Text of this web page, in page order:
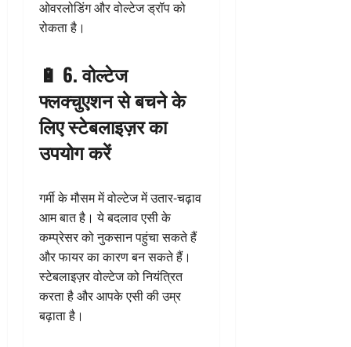
ओवरलोडिंग और वोल्टेज ड्रॉप को
रोकता है।
🔋 6. वोल्टेज
फ्लक्चुएशन से बचने के
लिए स्टेबलाइज़र का
उपयोग करें
गर्मी के मौसम में वोल्टेज में उतार-चढ़ाव
आम बात है। ये बदलाव एसी के
कम्प्रेसर को नुकसान पहुंचा सकते हैं
और फायर का कारण बन सकते हैं।
स्टेबलाइज़र वोल्टेज को नियंत्रित
करता है और आपके एसी की उम्र
बढ़ाता है।